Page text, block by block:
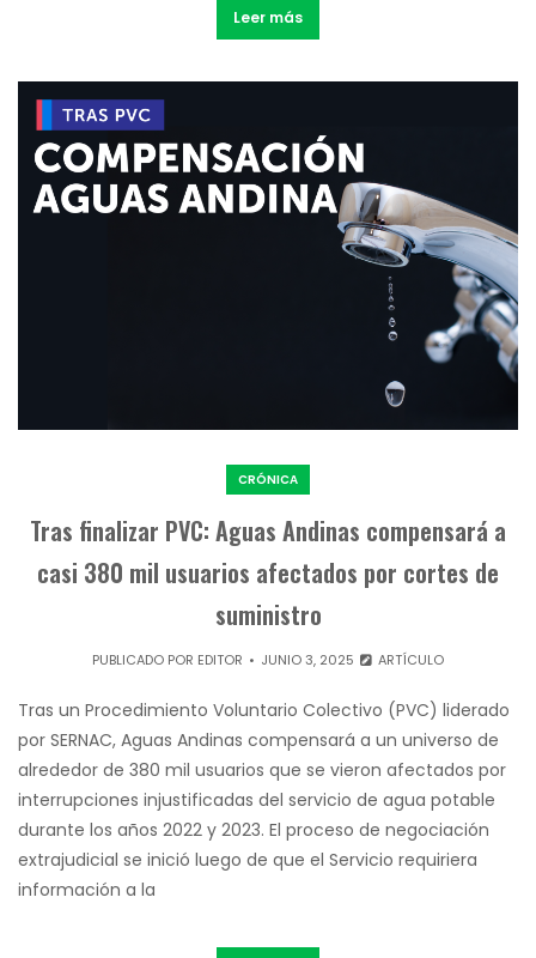
Leer más
CRÓNICA
Tras finalizar PVC: Aguas Andinas compensará a
casi 380 mil usuarios afectados por cortes de
suministro
PUBLICADO POR EDITOR JUNIO 3, 2025 ARTÍCULO
Tras un Procedimiento Voluntario Colectivo (PVC) liderado
por SERNAC, Aguas Andinas compensará a un universo de
alrededor de 380 mil usuarios que se vieron afectados por
interrupciones injustificadas del servicio de agua potable
durante los años 2022 y 2023. El proceso de negociación
extrajudicial se inició luego de que el Servicio requiriera
información a la